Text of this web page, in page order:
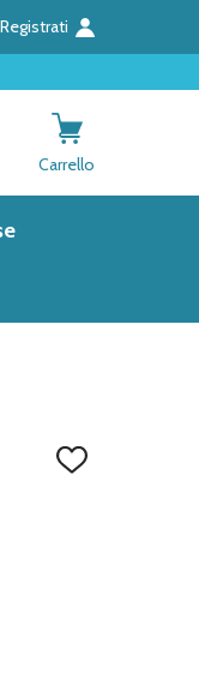
Carrello
AGGIUNGI